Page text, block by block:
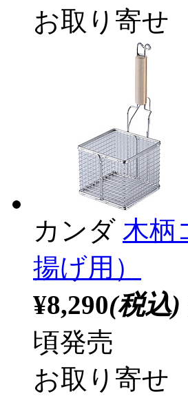
お取り寄せ
カンダ 木柄
揚げ用）
¥8,290(税込)
頃発売
お取り寄せ